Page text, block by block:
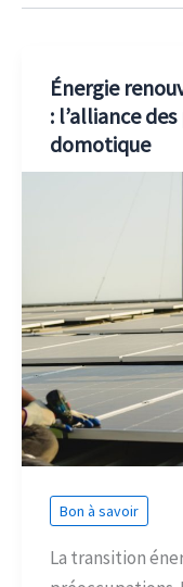
Énergie
: l’alliance
domotique
Bon à savoir
La transition